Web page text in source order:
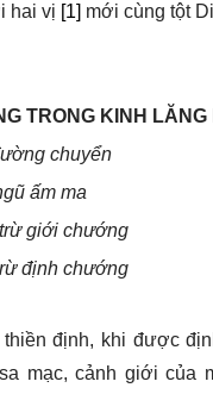
hai vị [1] mới cùng tột
TRONG KINH LĂNG
chuyển
ấm ma
giới chướng
định chướng
định, khi được
mạc, cảnh giới của